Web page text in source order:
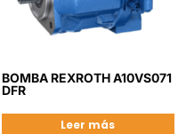
BOMBA REXROTH A10VS071
DFR
Leer más